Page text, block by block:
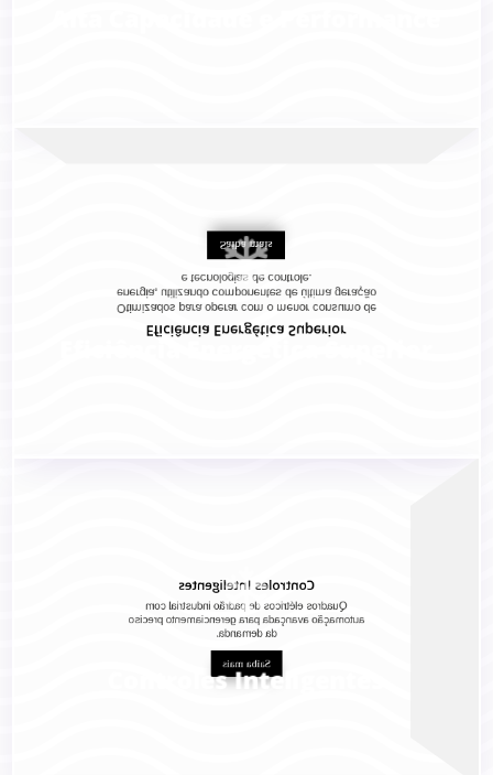

Eficiência Energética Superior
Eficiência Energética Superior
Otimizados para operar com o menor consumo de
energia, utilizando componentes de última geração
e tecnologias de controle.
Saiba mais

Controles Inteligentes
Controles Inteligentes
Quadros elétricos de padrão industrial com
automação avançada para gerenciamento preciso
da demanda.
Saiba mais